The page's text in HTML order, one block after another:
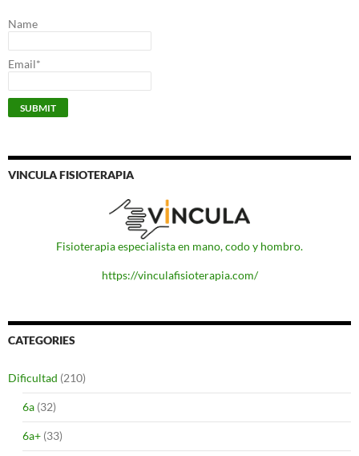
Name
Email*
VINCULA FISIOTERAPIA
Fisioterapia especialista en mano, codo y hombro.
https://vinculafisioterapia.com/
CATEGORIES
Dificultad (210)
6a (32)
6a+ (33)